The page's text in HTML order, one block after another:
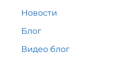
Новости
Блог
Видео блог